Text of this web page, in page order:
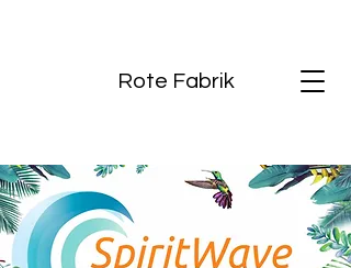
Rote Fabrik